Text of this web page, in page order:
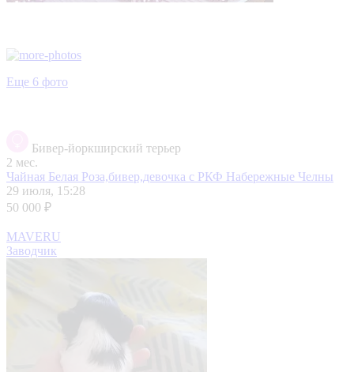
Еще 6 фото
Бивер-йоркширский терьер
2 мес.
Чайная Белая Роза,бивер,девочка с РКФ Набережные Челны
29 июля, 15:28
50 000 ₽
MAVERU
Заводчик